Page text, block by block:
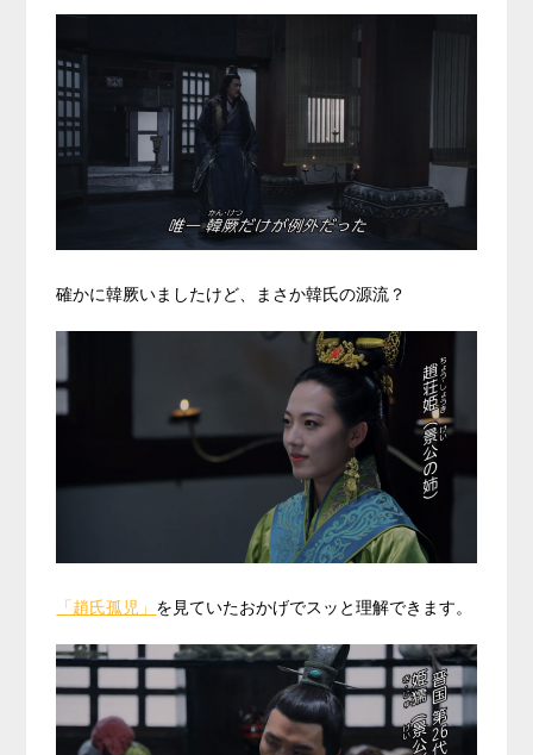
確かに韓厥いましたけど、まさか韓氏の源流？
「趙氏孤児」 を見ていたおかげでスッと理解できます。